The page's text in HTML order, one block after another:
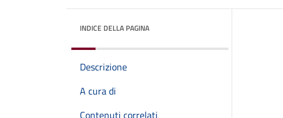
INDICE DELLA PAGINA
Descrizione
A cura di
Contenuti correlati